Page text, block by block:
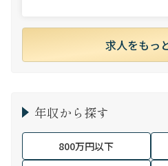
求人をもっ
年収から探す
800万円以下